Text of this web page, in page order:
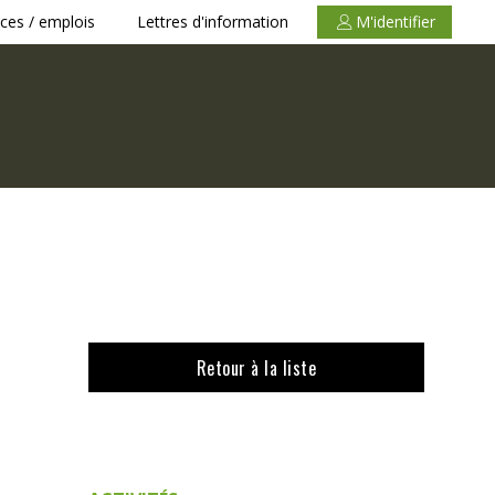
/ emplois Lettres d'information M'identifier
Retour à la liste